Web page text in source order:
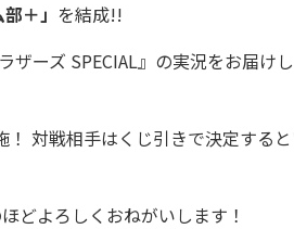
＋」 を結成!!
ーズ SPECIAL』の実況をお届け
対戦相手はくじ引きで決定する
よろしくおねがいします！